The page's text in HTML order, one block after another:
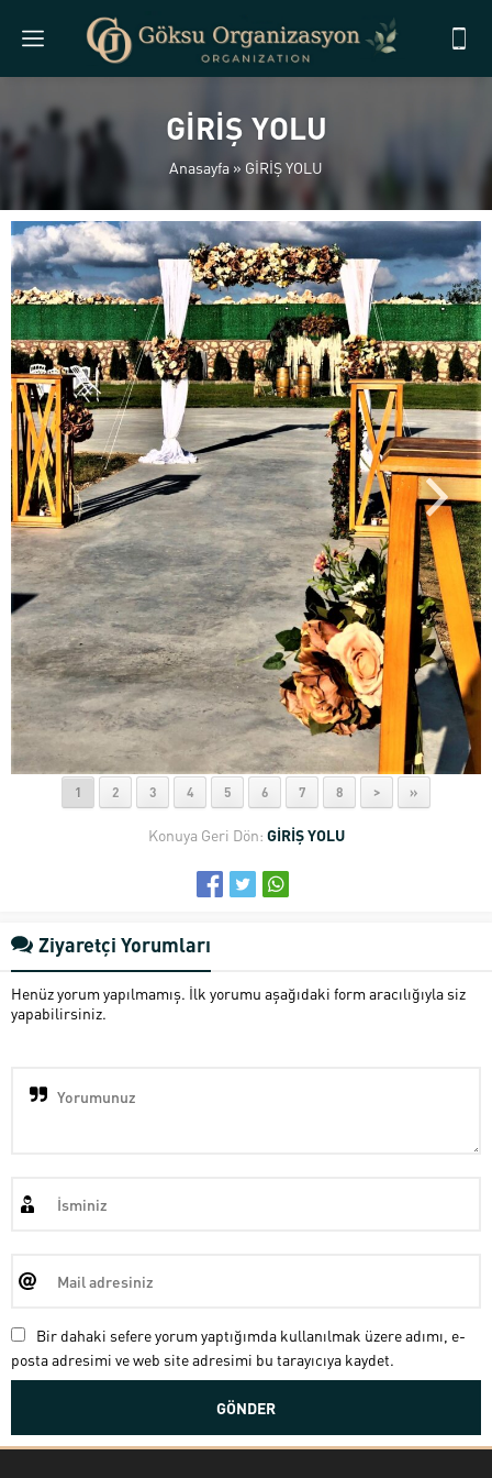
GİRİŞ YOLU
Anasayfa» GİRİŞ YOLU
1 2 3 4 5 6 7 8 > »
Konuya Geri Dön: GİRİŞ YOLU
Ziyaretçi Yorumları
Henüz yorum yapılmamış. İlk yorumu aşağıdaki form aracılığıyla siz
yapabilirsiniz.
Bir dahaki sefere yorum yaptığımda kullanılmak üzere adımı, e-
posta adresimi ve web site adresimi bu tarayıcıya kaydet.